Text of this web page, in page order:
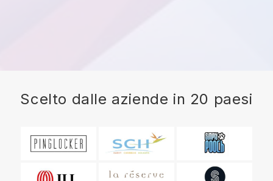
Scelto dalle aziende in 20 paesi